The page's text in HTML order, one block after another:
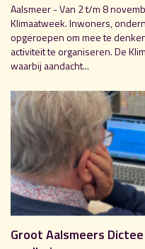
Aalsmeer - Van 2 t/m 8
Klimaatweek. Inwoners,
opgeroepen om mee te
activiteit te organiseren. De
waarbij aandacht...
Groot Aalsmeers